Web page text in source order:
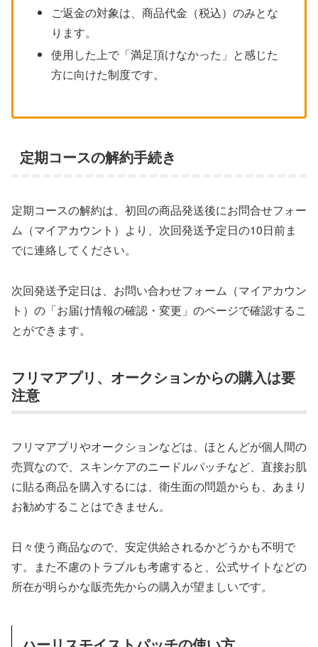
ご返金の対象は、商品代金（税込）のみとな
ります。
使用した上で「満足頂けなかった」と感じた
方に向けた制度です。
定期コースの解約手続き
定期コースの解約は、初回の商品発送後にお問合せフォー
ム（マイアカウント）より、次回発送予定日の10日前ま
でに連絡してください。
次回発送予定日は、お問い合わせフォーム（マイアカウン
ト）の「お届け情報の確認・変更」のページで確認するこ
とができます。
フリマアプリ、オークションからの購入は要
注意
フリマアプリやオークションなどは、ほとんどが個人間の
売買なので、スキンケアのニードルパッチなど、直接お肌
に貼る商品を購入するには、衛生面の問題からも、あまり
お勧めすることはできません。
日々使う商品なので、安定供給されるかどうかも不明で
す。また不慮のトラブルも考慮すると、公式サイトなどの
所在が明らかな販売先からの購入が望ましいです。